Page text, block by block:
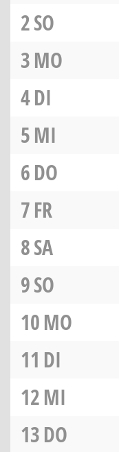
2SO
3MO
4DI
5MI
6DO
7FR
8SA
9SO
10MO
11 DI
12MI
13DO